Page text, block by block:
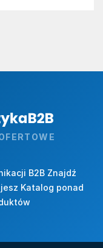
B2B Znajdź
Katalog ponad